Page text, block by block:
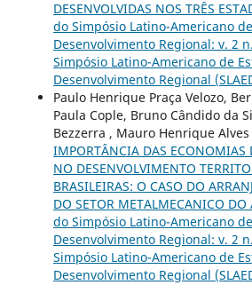
DESENVOLVIDAS NOS TRÊS
do Simpósio Latino-Americano
Desenvolvimento Regional: v. 2
Simpósio Latino-Americano de
Desenvolvimento Regional
Paulo Henrique Praça Velozo,
Paula Cople, Bruno Cândido da
Bezzerra , Mauro Henrique
IMPORTÂNCIA DAS ECONOMIAS
NO DESENVOLVIMENTO
BRASILEIRAS: O CASO DO
DO SETOR METALMECANICO DO
do Simpósio Latino-Americano
Desenvolvimento Regional: v. 2
Simpósio Latino-Americano de
Desenvolvimento Regional